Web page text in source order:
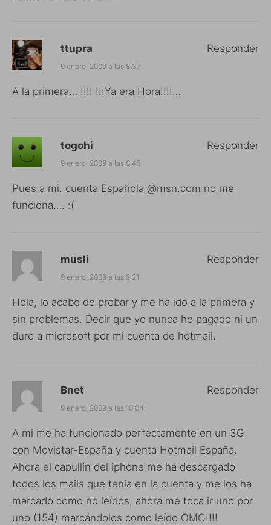
ttupra
9 enero, 2009 a las 8:37
A la primera… !!!! !!!Ya era Hora!!!!…
Responder
togohi
9 enero, 2009 a las 8:45
Pues a mi. cuenta Española @msn.com no me
funciona…. :(
Responder
musli
9 enero, 2009 a las 9:21
Hola, lo acabo de probar y me ha ido a la primera y
sin problemas. Decir que yo nunca he pagado ni un
duro a microsoft por mi cuenta de hotmail.
Responder
Bnet
9 enero, 2009 a las 10:04
A mi me ha funcionado perfectamente en un 3G
con Movistar-España y cuenta Hotmail España.
Ahora el capullín del iphone me ha descargado
todos los mails que tenia en la cuenta y me los ha
marcado como no leídos, ahora me toca ir uno por
uno (154) marcándolos como leído OMG!!!!
Responder